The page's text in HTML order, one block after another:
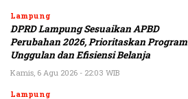
Lampung
DPRD Lampung Sesuaikan APBD
Perubahan 2026, Prioritaskan Program
Unggulan dan Efisiensi Belanja
Kamis, 6 Agu 2026 - 22:03 WIB
Lampung